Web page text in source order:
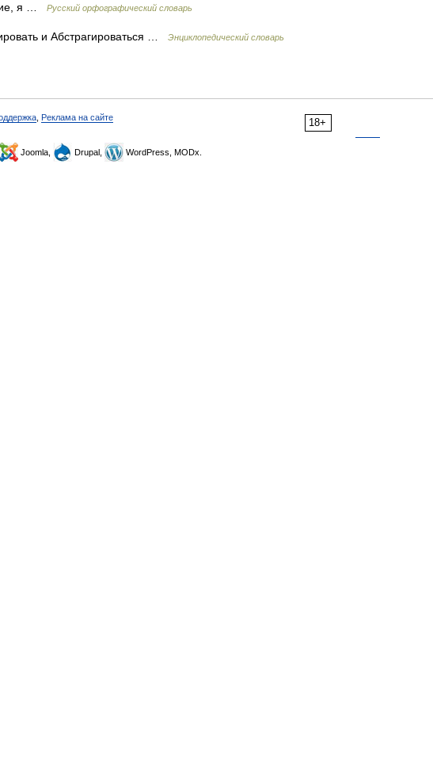
я … Русский орфографический словарь
и Абстрагироваться … Энциклопедический словарь
18+
Реклама на сайте
Joomla, Drupal, WordPress, MODx.